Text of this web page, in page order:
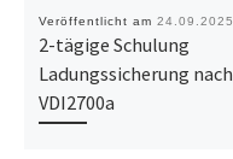
Veröffentlicht am 24.09.2025
2-tägige Schulung
Ladungssicherung nach
VDI2700a